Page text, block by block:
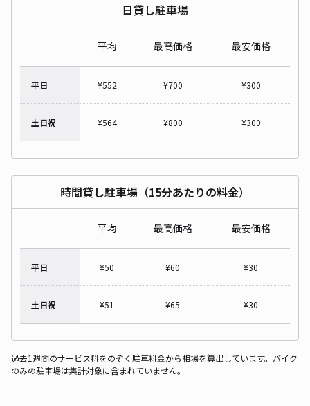
日貸し駐車場
平均 最高価格 最安価格
平日 ¥552 ¥700 ¥300
土日祝 ¥564 ¥800 ¥300
時間貸し駐車場（15分あたりの料金）
平均 最高価格 最安価格
平日 ¥50 ¥60 ¥30
土日祝 ¥51 ¥65 ¥30
過去1週間のサービス料をのぞく駐車料金から相場を算出しています。バイク
のみの駐車場は集計対象に含まれていません。